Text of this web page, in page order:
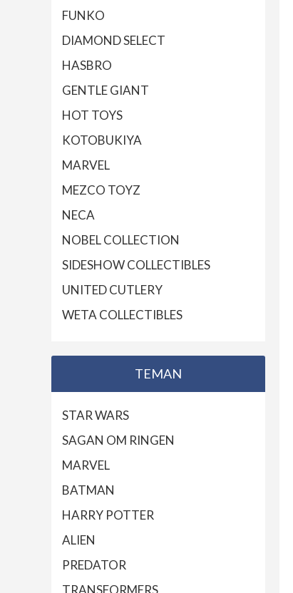
FUNKO
DIAMOND SELECT
HASBRO
GENTLE GIANT
HOT TOYS
KOTOBUKIYA
MARVEL
MEZCO TOYZ
NECA
NOBEL COLLECTION
SIDESHOW COLLECTIBLES
UNITED CUTLERY
WETA COLLECTIBLES
TEMAN
STAR WARS
SAGAN OM RINGEN
MARVEL
BATMAN
HARRY POTTER
ALIEN
PREDATOR
TRANSFORMERS